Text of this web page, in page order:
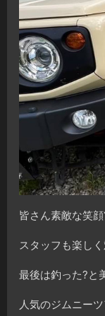
皆さん素敵な笑顔
スタッフも楽し
最後は釣った?と
人気のジムニー